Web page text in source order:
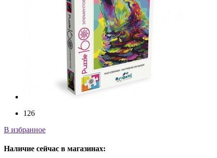
126
В избранное
Наличие сейчас в магазинах: